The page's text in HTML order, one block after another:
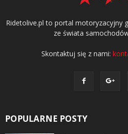
Ridetolive.pl to portal motoryzacyjny
ze świata
Skontaktuj się z nami:
POPULARNE POSTY